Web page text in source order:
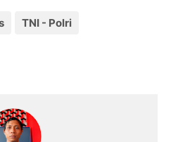
TNI - Polri